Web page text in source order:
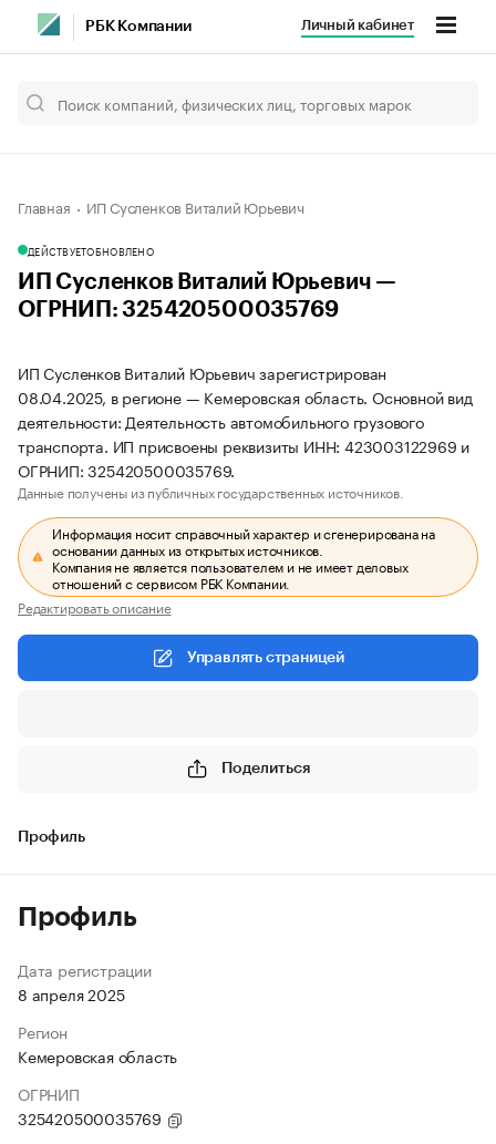
РБК Компании Личный кабинет
Главная ИП Сусленков Виталий Юрьевич
ДЕЙСТВУЕТОБНОВЛЕНО
ИП Сусленков Виталий Юрьевич —
ОГРНИП: 325420500035769
ИП Сусленков Виталий Юрьевич зарегистрирован
08.04.2025, в регионе — Кемеровская область. Основной вид
деятельности: Деятельность автомобильного грузового
транспорта. ИП присвоены реквизиты ИНН: 423003122969 и
ОГРНИП: 325420500035769.
Данные получены из публичных государственных источников.
Информация носит справочный характер и сгенерирована на
основании данных из открытых источников.
Компания не является пользователем и не имеет деловых
отношений с сервисом РБК Компании.
Редактировать описание
Управлять страницей
Поделиться
Профиль
Профиль
Дата регистрации
8 апреля 2025
Регион
Кемеровская область
ОГРНИП
325420500035769